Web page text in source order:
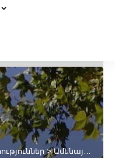
>Ամենայն Հայոց Կաթողիկոսը ցաւակցագիր է յղել Վրաց Եկեղեցու հովուապետին եւ Վրաստանի նախագահին